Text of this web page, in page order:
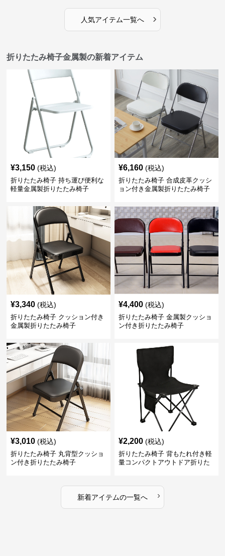
人気アイテム一覧へ ›
折りたたみ椅子金属製の新着アイテム
¥3,150 (税込)
折りたたみ椅子 持ち運び便利な
軽量金属製折りたたみ椅子
¥6,160 (税込)
折りたたみ椅子 合成皮革クッシ
ョン付き金属製折りたたみ椅子
¥3,340 (税込)
折りたたみ椅子 クッション付き
金属製折りたたみ椅子
¥4,400 (税込)
折りたたみ椅子 金属製クッショ
ン付き折りたたみ椅子
¥3,010 (税込)
折りたたみ椅子 丸背型クッショ
ン付き折りたたみ椅子
¥2,200 (税込)
折りたたみ椅子 背もたれ付き軽
量コンパクトアウトドア折りた
新着アイテムの一覧へ ›